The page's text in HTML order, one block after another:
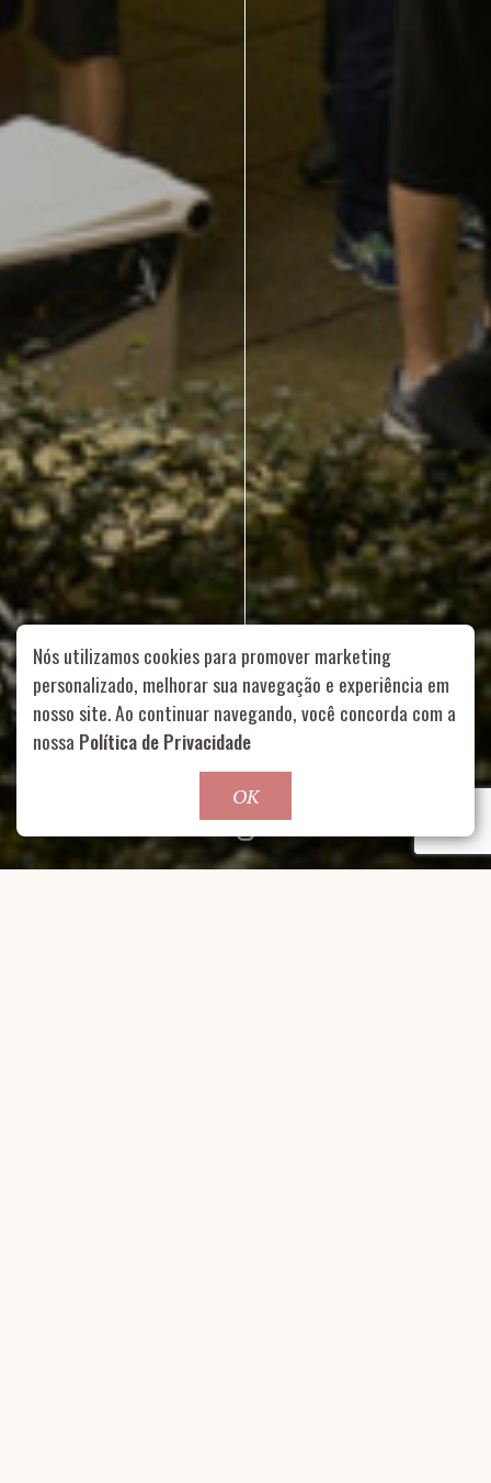
Rua Aurélia, 1714 – Vila Romana, São Paulo – SP | 55 11
99178-5848 | contato@nucleofood.com
Role para continar
Nós utilizamos cookies para promover marketing
personalizado, melhorar sua navegação e experiência em
nosso site. Ao continuar navegando, você concorda com a
nossa Política de Privacidade
OK